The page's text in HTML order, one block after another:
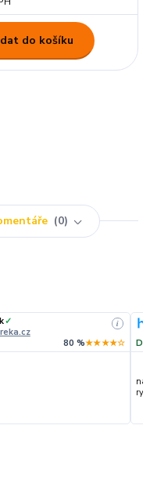
do košíku
0
✓
i
80 %★★★★☆